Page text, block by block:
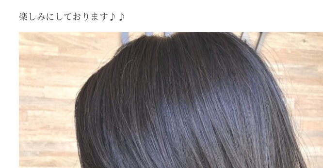
楽しみにしております♪♪